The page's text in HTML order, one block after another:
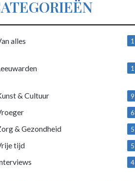
alles
& Cultuur
& Gezondheid
tijd